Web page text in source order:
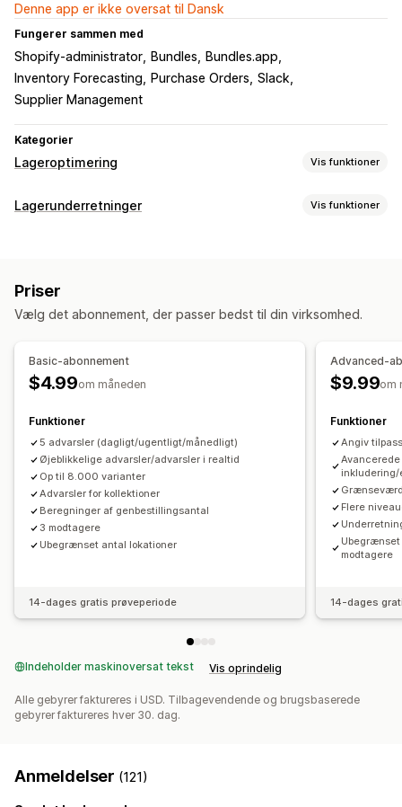
Denne app er ikke oversat til Dansk
Fungerer sammen med
Shopify-administrator Bundles
Bundles.app
Inventory Forecasting
Purchase Orders Slack
Supplier Management
Kategorier
Lageroptimering Vis funktioner
Lagerstyring
Lageroverføring
Planlægning af lagerbeholdning
Ordrestyring
Notifikationer og analyser
Underretninger genopfyldning Påmindelser om opfyldning
Underretninger om lav lagerbeholdning
Underretninger om, at varen ikke er på lager
Underretninger om grænser
Indblik
Mailnotifikationer
Analyser
Lagerunderretninger Vis funktioner
Batchsend
Tilpassede underretninger
Indstillinger for underretninger
Skabeloner til notifikationer
Lagersporing
Priser
Vælg det abonnement, der passer bedst til din virksomhed.
Basic-abonnement
$4.99om måneden
Funktioner
5 advarsler (dagligt/ugentligt/månedligt)
Øjeblikkelige advarsler/advarsler i realtid
Op til 8.000 varianter
Advarsler for kollektioner
Beregninger af genbestillingsantal
3 modtagere
Ubegrænset antal lokationer
14-dages gratis prøveperiode
Advanced-
$9.99om
Funktioner
Angiv
Flere
modtagere
14-dages
Indeholder maskinoversat tekst Vis oprindelig
Alle gebyrer faktureres i USD. Tilbagevendende og brugsbaserede
gebyrer faktureres hver 30. dag.
Anmeldelser (121)